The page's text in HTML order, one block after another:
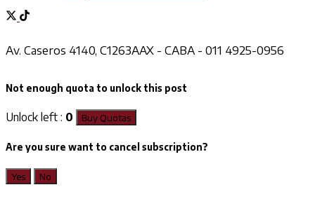
Av. Caseros 4140, C1263AAX - CABA - 011 4925-0956
Not enough quota to unlock this post
Unlock left : 0 Buy Quotas
Are you sure want to cancel subscription?
Yes No